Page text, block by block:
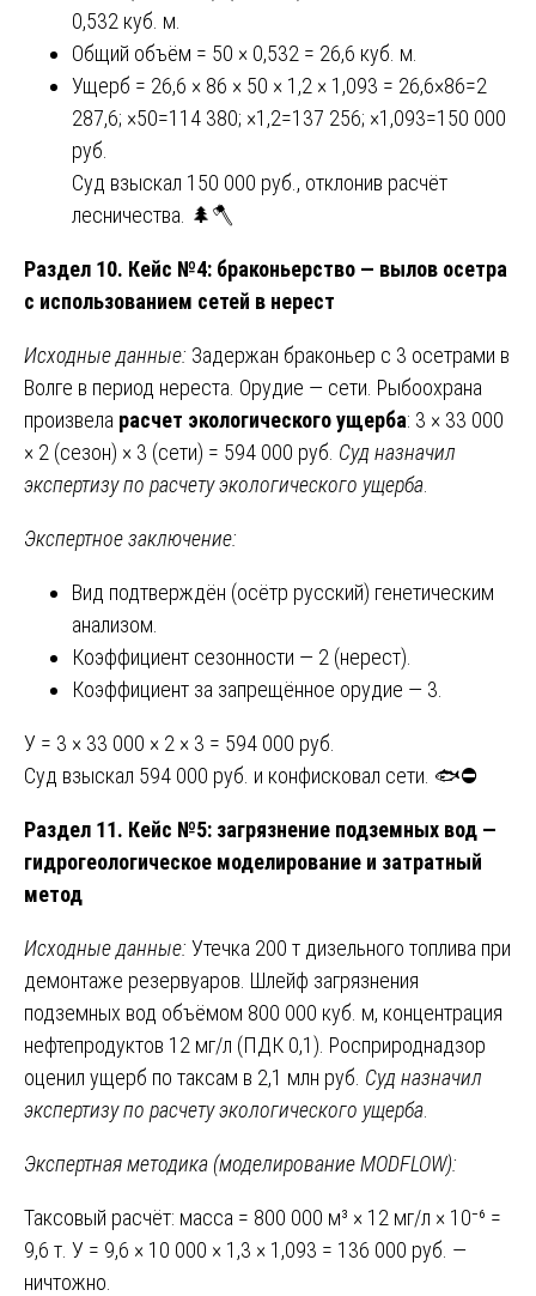
0,532 куб. м.
Общий объём = 50 × 0,532 = 26,6 куб. м.
Ущерб = 26,6 × 86 × 50 × 1,2 × 1,093 = 26,6×86=2
287,6; ×50=114 380; ×1,2=137 256; ×1,093=150 000
руб.
Суд взыскал 150 000 руб., отклонив расчёт
лесничества. 🌲🪓
Раздел 10. Кейс №4: браконьерство — вылов осетра
с использованием сетей в нерест
Исходные данные: Задержан браконьер с 3 осетрами в
Волге в период нереста. Орудие — сети. Рыбоохрана
произвела расчет экологического ущерба: 3 × 33 000
× 2 (сезон) × 3 (сети) = 594 000 руб. Суд назначил
экспертизу по расчету экологического ущерба
Экспертное заключение:
Вид подтверждён (осётр русский) генетическим
анализом.
Коэффициент сезонности — 2 (нерест).
Коэффициент за запрещённое орудие — 3.
У = 3 × 33 000 × 2 × 3 = 594 000 руб.
Суд взыскал 594 000 руб. и конфисковал сети. 🐟⛔
Раздел 11. Кейс №5: загрязнение подземных вод —
гидрогеологическое моделирование и затратный
метод
Исходные данные: Утечка 200 т дизельного топлива при
демонтаже резервуаров. Шлейф загрязнения
подземных вод объёмом 800 000 куб. м, концентрация
нефтепродуктов 12 мг/л (ПДК 0,1). Росприроднадзор
оценил ущерб по таксам в 2,1 млн руб. Суд назначил
экспертизу по расчету экологического ущерба
Экспертная методика (моделирование MODFLOW):
Таксовый расчёт: масса = 800 000 м³ × 12 мг/л × 10⁻⁶ =
9,6 т. У = 9,6 × 10 000 × 1,3 × 1,093 = 136 000 руб. —
ничтожно.